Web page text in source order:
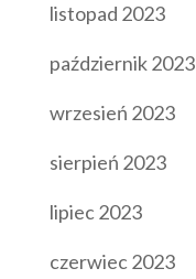
listopad 2023
październik 2023
wrzesień 2023
sierpień 2023
lipiec 2023
czerwiec 2023